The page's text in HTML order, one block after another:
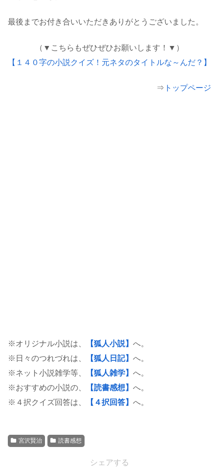
最後までお付き合いいただきありがとうございました。
（▼こちらもぜひぜひお願いします！▼）
【１４０字の小説クイズ！元ネタのタイトルな～んだ？】
⇒ トップページ
※オリジナル小説は、 【狐人小説】 へ。
※日々のつれづれは、
【狐人日記】 へ。
※ネット小説雑学等、
【狐人雑学】 へ。
※おすすめの小説の、
【読書感想】 へ。
※４択クイズ回答は、
【４択回答】 へ。
宮沢賢治 読書感想
シェアする